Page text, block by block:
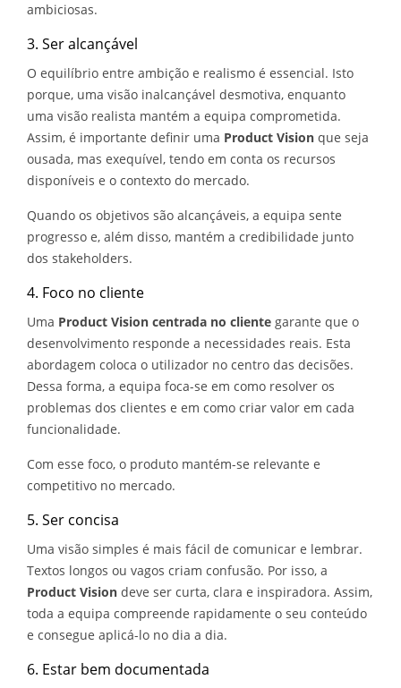
ambiciosas.
3. Ser alcançável
O equilíbrio entre ambição e realismo é essencial. Isto
porque, uma visão inalcançável desmotiva, enquanto
uma visão realista mantém a equipa comprometida.
Assim, é importante definir uma Product Vision que seja
ousada, mas exequível, tendo em conta os recursos
disponíveis e o contexto do mercado.
Quando os objetivos são alcançáveis, a equipa sente
progresso e, além disso, mantém a credibilidade junto
dos stakeholders.
4. Foco no cliente
Uma Product Vision centrada no cliente garante que o
desenvolvimento responde a necessidades reais. Esta
abordagem coloca o utilizador no centro das decisões.
Dessa forma, a equipa foca-se em como resolver os
problemas dos clientes e em como criar valor em cada
funcionalidade.
Com esse foco, o produto mantém-se relevante e
competitivo no mercado.
5. Ser concisa
Uma visão simples é mais fácil de comunicar e lembrar.
Textos longos ou vagos criam confusão. Por isso, a
Product Vision deve ser curta, clara e inspiradora. Assim,
toda a equipa compreende rapidamente o seu conteúdo
e consegue aplicá-lo no dia a dia.
6. Estar bem documentada